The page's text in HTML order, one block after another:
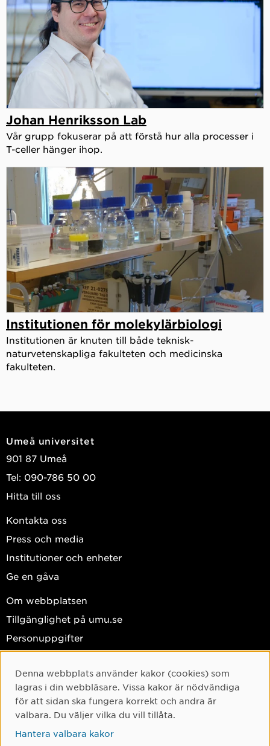
Johan Henriksson Lab
Vår grupp fokuserar på att förstå hur alla processer i
T-celler hänger ihop.
Institutionen för molekylärbiologi
Institutionen är knuten till både teknisk-
naturvetenskapliga fakulteten och medicinska
fakulteten.
Umeå universitet
901 87 Umeå
Tel: 090-786 50 00
Hitta till oss
Kontakta oss
Press och media
Institutioner och enheter
Ge en gåva
Om webbplatsen
Tillgänglighet på umu.se
Personuppgifter
Facebook
Instagram
TikTok
Youtube
Cookie-samtycke
Denna webbplats använder kakor (cookies) som
lagras i din webbläsare. Vissa kakor är nödvändiga
för att sidan ska fungera korrekt och andra är
valbara. Du väljer vilka du vill tillåta.
Hantera valbara kakor